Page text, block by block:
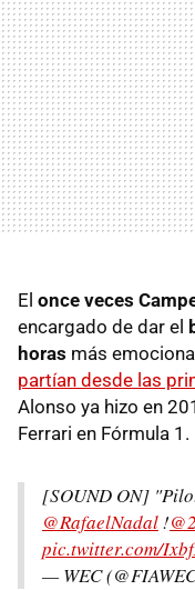
El once veces
encargado de dar el
horas más
partían desde las
Alonso ya hizo en
Ferrari en Fórmula 1.
[SOUND ON]
@RafaelNadal!
pic.twitter.com/
— WEC